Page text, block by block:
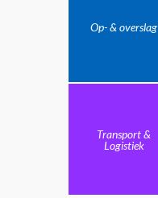
Op- & overslag
Transport &
Logistiek